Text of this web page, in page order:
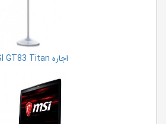
اجاره MSI GT83 Titan